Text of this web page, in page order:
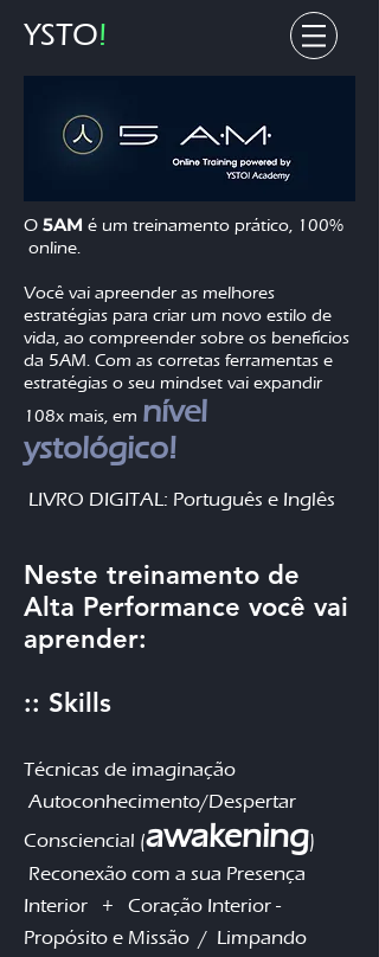
YSTO!
O 5AM é um treinamento prático, 100%
online.
Você vai apreender as melhores
estratégias para criar um novo estilo de
vida, ao compreender sobre os benefícios
da 5AM. Com as corretas ferramentas e
estratégias o seu mindset vai expandir
108x mais, em nível
ystológico!
LIVRO DIGITAL: Português e Inglês
Neste treinamento de
Alta Performance você vai
aprender:
:: Skills
Técnicas de imaginação
Autoconhecimento/Despertar
Consciencial (awakening)
Reconexão com a sua Presença
Interior + Coração Interior -
Propósito e Missão / Limpando